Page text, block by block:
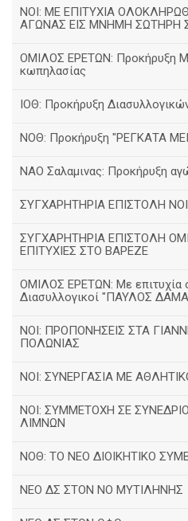
NOI: ΜΕ ΕΠΙΤΥΧΙΑ
ΑΓΩΝΑΣ ΕΙΣ ΜΝΗΜΗ ΣΩΤΗΡΗ
ΟΜΙΛΟΣ ΕΡΕΤΩΝ: Προκήρυξη
κωπηλασίας
ΙΟΘ: Προκήρυξη
ΝΟΘ: Προκήρυξη "ΡΕΓΚΑΤΑ
ΝΑΟ Σαλαμινας: Προκήρυξη
ΣΥΓΧΑΡΗΤΗΡΙΑ ΕΠΙΣΤΟΛΗ ΝΟΙ
ΣΥΓΧΑΡΗΤΗΡΙΑ ΕΠΙΣΤΟΛΗ
ΕΠΙΤΥΧΙΕΣ ΣΤΟ ΒΑΡΕΖΕ
ΟΜΙΛΟΣ ΕΡΕΤΩΝ: Με επιτυχία
Διασυλλογικοί "ΠΑΥΛΟΣ
ΝΟΙ: ΠΡΟΠΟΝΗΣΕΙΣ ΣΤΑ
ΠΟΛΩΝΙΑΣ
ΝΟΙ: ΣΥΝΕΡΓΑΣΙΑ ΜΕ
ΝΟΙ: ΣΥΜΜΕΤΟΧΗ ΣΕ
ΛΙΜΝΩΝ
ΝΟΘ: ΤΟ ΝΕΟ ΔΙΟΙΚΗΤΙΚΟ
ΝΕΟ ΔΣ ΣΤΟΝ ΝΟ ΜΥΤΙΛΗΝΗΣ